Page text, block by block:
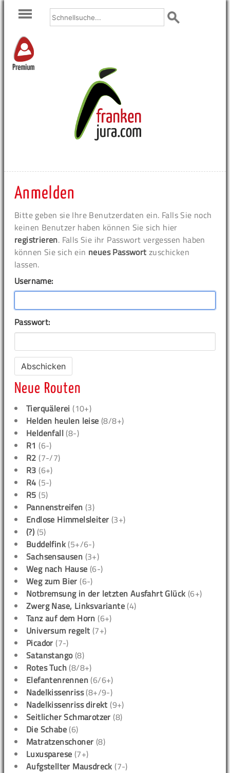
Premium
Anmelden
Bitte geben sie Ihre Benutzerdaten ein. Falls Sie noch
keinen Benutzer haben können Sie sich hier
registrieren. Falls Sie ihr Passwort vergessen haben
können Sie sich ein neues Passwort zuschicken
lassen.
Username:
Passwort:
Neue Routen
Tierquälerei (10+)
Helden heulen leise (8/8+)
Heldenfall (8-)
R1 (6-)
R2 (7-/7)
R3 (6+)
R4 (5-)
R5 (5)
Pannenstreifen (3)
Endlose Himmelsleiter (3+)
(?) (5)
Buddelfink (5+/6-)
Sachsensausen (3+)
Weg nach Hause (6-)
Weg zum Bier (6-)
Notbremsung in der letzten Ausfahrt Glück (6+)
Zwerg Nase, Linksvariante (4)
Tanz auf dem Horn (6+)
Universum regelt (7+)
Picador (7-)
Satanstango(8)
Rotes Tuch (8/8+)
Elefantenrennen (6/6+)
Nadelkissenriss(8+/9-)
Nadelkissenriss direkt (9+)
Seitlicher Schmarotzer (8)
Die Schabe (6)
Matratzenschoner (8)
Luxusparese (7+)
Aufgstellter Mausdreck (7-)